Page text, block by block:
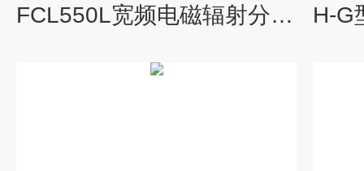
FCL550L宽频电磁辐射分析仪（场强仪）